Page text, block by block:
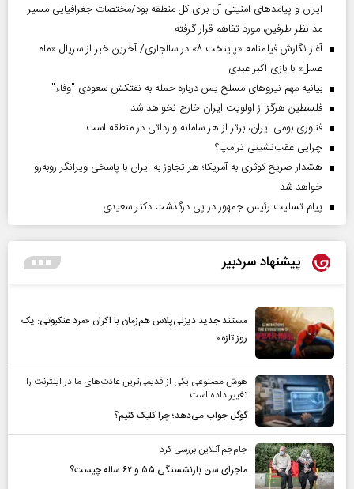
ایران و پیامد‌های امنیتی آن برای کل منطقه بود/مختصات جغرافیایی مسیر
مد نظر طرفین، مورد تفاهم قرار گرفته
آغاز نگارش فیلمنامه «پایتخت ۸» در سالجاری/ آخرین خبر از سریال «ماه
عسل» با بازی اکبر عبدی
بیانیه مهم نیروهای مسلح یمن درباره حمله به نفتکش سعودی "وفاء"
فلسطین هرگز از اولویت ایران خارج نخواهد شد
فناوری بومی ایران، برتر از هر سامانه وارداتی در منطقه است
چرایی عقب‌نشینی ترامپ؟
هشدار صریح کوثری به آمریکا؛ هر تجاوز به ایران با پاسخی ویرانگر روبه‌رو
خواهد شد
پیام تسلیت رئیس جمهور در پی درگذشت دکتر سعیدی
پیشنهاد سردبیر
مستند جدید دیزنی‌پلاس هم‌زمان با اکران «مرد عنکبوتی: یک
روز تازه»
هوش مصنوعی یکی از قدیمی‌ترین عادت‌های ما در اینترنت را
تغییر داده است
گوگل جواب می‌دهد؛ چرا کلیک کنیم؟
جام‌جم آنلاین بررسی کرد
ماجرای سن بازنشستگی ۵۵ و ۶۲ ساله چیست؟